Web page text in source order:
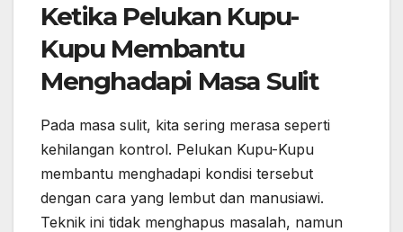
Ketika Pelukan Kupu-
Kupu Membantu
Menghadapi Masa Sulit
Pada masa sulit, kita sering merasa seperti
kehilangan kontrol. Pelukan Kupu-Kupu
membantu menghadapi kondisi tersebut
dengan cara yang lembut dan manusiawi.
Teknik ini tidak menghapus masalah, namun